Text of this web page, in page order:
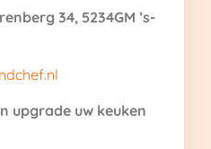
34, 5234GM ’s-
upgrade uw keuken